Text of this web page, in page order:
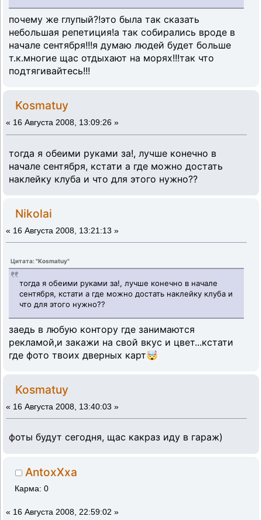
почему же глупый?!это была так сказать
небольшая репетиция!а так собирались вроде в
начале сентября!!!я думаю людей будет больше
т.к.многие щас отдыхают на морях!!!так что
подтягивайтесь!!!
Kosmatuy
« 16 Августа 2008, 13:09:26 »
тогда я обеими руками за!, лучше конечно в
начале сентября, кстати а где можно достать
наклейку клуба и что для этого нужно??
Nikolai
« 16 Августа 2008, 13:21:13 »
Цитата: "Kosmatuy"
тогда я обеими руками за!, лучше конечно в начале
сентября, кстати а где можно достать наклейку клуба и
что для этого нужно??
заедь в любую контору где занимаются
рекламой,и закажи на свой вкус и цвет...кстати
где фото твоих дверных карт🤯
Kosmatuy
« 16 Августа 2008, 13:40:03 »
фоты будут сегодня, щас какраз иду в гараж)
AntoxXxa
Карма: 0
« 16 Августа 2008, 22:59:02 »